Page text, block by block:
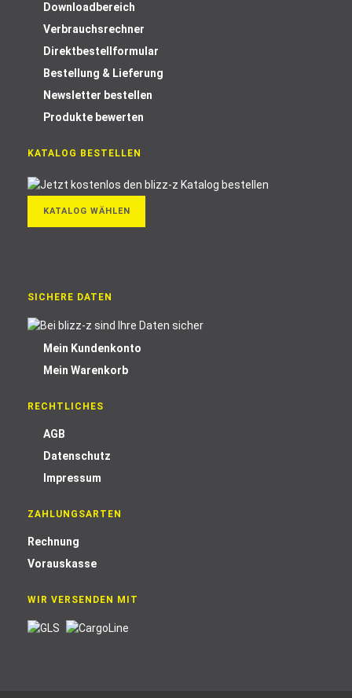
Downloadbereich
Verbrauchsrechner
Direktbestellformular
Bestellung & Lieferung
Newsletter bestellen
Produkte bewerten
KATALOG BESTELLEN
KATALOG WÄHLEN
SICHERE DATEN
Mein Kundenkonto
Mein Warenkorb
RECHTLICHES
AGB
Datenschutz
Impressum
ZAHLUNGSARTEN
Rechnung
Vorauskasse
WIR VERSENDEN MIT